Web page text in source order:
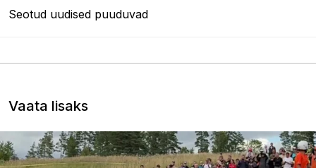
Seotud uudised puuduvad
Vaata lisaks